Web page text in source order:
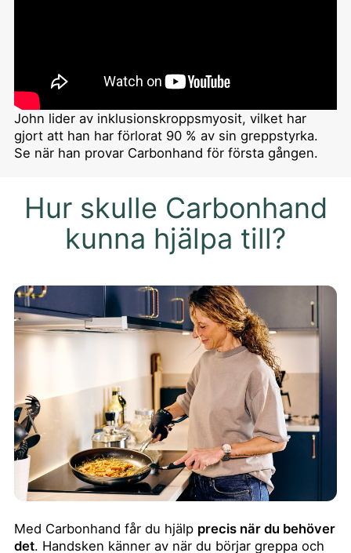
John lider av inklusionskroppsmyosit, vilket har
gjort att han har förlorat 90 % av sin greppstyrka.
Se när han provar Carbonhand för första gången.
Hur skulle Carbonhand
kunna hjälpa till?
Med Carbonhand får du hjälp precis när du behöver
det. Handsken känner av när du börjar greppa och